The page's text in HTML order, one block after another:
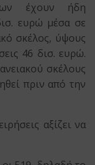
έχουν ήδη
ευρώ μέσα σε
σκέλος, ύψους
46 δισ. ευρώ.
σκέλους
πριν από την
αξίζει να